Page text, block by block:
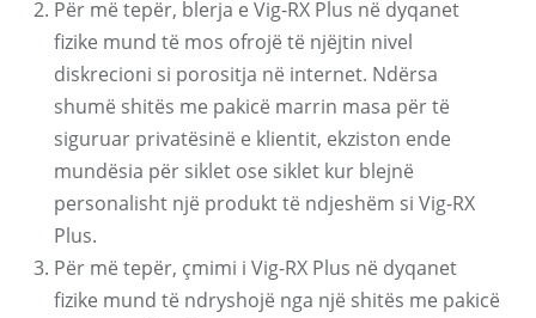
Për më tepër, blerja e Vig-RX Plus në dyqanet
fizike mund të mos ofrojë të njëjtin nivel
diskrecioni si porositja në internet. Ndërsa
shumë shitës me pakicë marrin masa për të
siguruar privatësinë e klientit, ekziston ende
mundësia për siklet ose siklet kur blejnë
personalisht një produkt të ndjeshëm si Vig-RX
Plus.
Për më tepër, çmimi i Vig-RX Plus në dyqanet
fizike mund të ndryshojë nga një shitës me pakicë